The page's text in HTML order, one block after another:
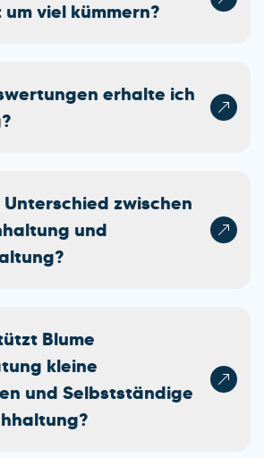
viel kümmern?
erhalte ich
zwischen
und
Blume
kleine
und Selbstständige